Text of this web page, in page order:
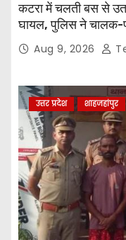
कटरा में चलती बस से
घायल, पुलिस ने चालक-
लियाAug 9, 2026
उत्तर प्रदेश शाहजहांपुर